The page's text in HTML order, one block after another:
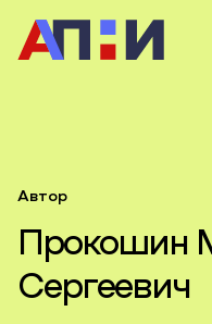
Автор
Прокошин
Сергеевич